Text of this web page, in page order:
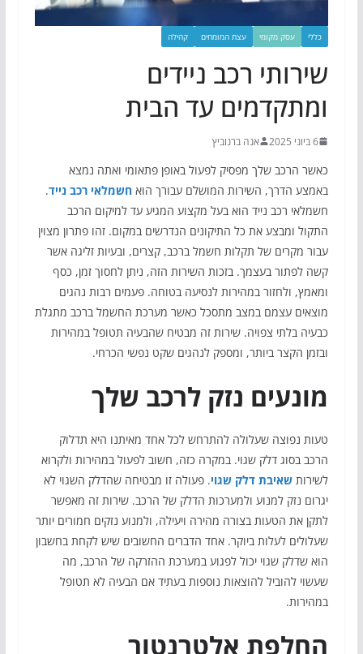
כללי עסק מקומי עצת המומחים קהילה
שירותי רכב ניידים
ומתקדמים עד הבית
6 ביוני 2025 אנה ברנוביץ
כאשר הרכב שלך מפסיק לפעול באופן פתאומי ואתה נמצא
באמצע הדרך, השירות המושלם עבורך הוא חשמלאי רכב נייד.
חשמלאי רכב נייד הוא בעל מקצוע המגיע עד למיקום הרכב
התקול ומבצע את כל התיקונים הנדרשים במקום. זהו פתרון מצוין
עבור מקרים של תקלות חשמל ברכב, קצרים, ובעיות זליגה אשר
קשה לפתור בעצמך. בזכות השירות הזה, ניתן לחסוך זמן, כסף
ומאמץ, ולחזור במהירות לנסיעה בטוחה. פעמים רבות נהגים
מוצאים עצמם במצב מתסכל כאשר מערכת החשמל ברכב מתגלת
כבעיה בלתי צפויה. שירות זה מבטיח שהבעיה תטופל במהירות
ובזמן הקצר ביותר, ומספק לנהגים שקט נפשי הכרחי.
מונעים נזק לרכב שלך
טעות נפוצה שעלולה להתרחש לכל אחד מאיתנו היא תדלוק
הרכב בסוג דלק שגוי. במקרה כזה, חשוב לפעול במהירות ולקרוא
לשירות שאיבת דלק שגוי. פעולה זו מבטיחה שהדלק השגוי לא
יגרום נזק למנוע ולמערכות הדלק של הרכב. שירות זה מאפשר
לתקן את הטעות בצורה מהירה ויעילה, ולמנוע נזקים חמורים יותר
שעלולים לעלות ביוקר. אחד הדברים החשובים שיש לקחת בחשבון
הוא שדלק שגוי יכול לפגוע במערכת ההזרקה של הרכב, מה
שעשוי להוביל להוצאות נוספות בעתיד אם הבעיה לא תטופל
במהירות.
החלפת אלטרנטור